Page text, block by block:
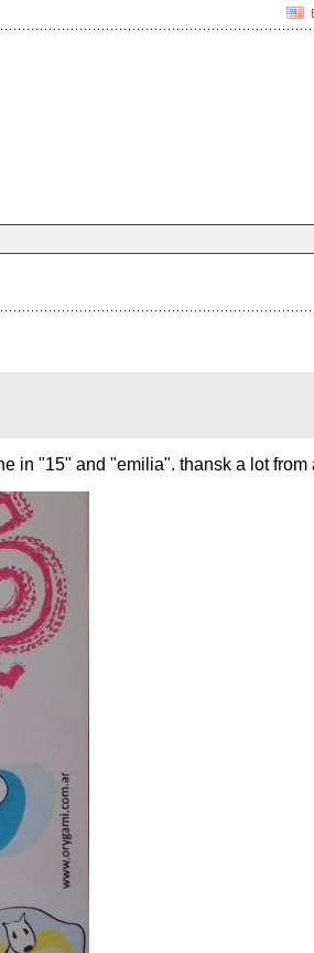
in "15" and "emilia". thansk a lot from